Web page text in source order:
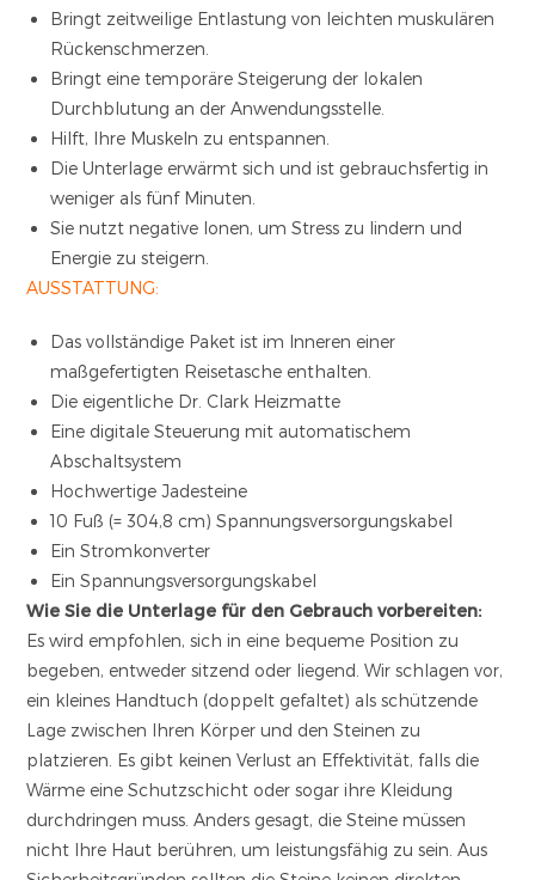
Bringt zeitweilige Entlastung von leichten muskulären
Rückenschmerzen.
Bringt eine temporäre Steigerung der lokalen
Durchblutung an der Anwendungsstelle.
Hilft, Ihre Muskeln zu entspannen.
Die Unterlage erwärmt sich und ist gebrauchsfertig in
weniger als fünf Minuten.
Sie nutzt negative Ionen, um Stress zu lindern und
Energie zu steigern.
AUSSTATTUNG:
Das vollständige Paket ist im Inneren einer
maßgefertigten Reisetasche enthalten.
Die eigentliche Dr. Clark Heizmatte
Eine digitale Steuerung mit automatischem
Abschaltsystem
Hochwertige Jadesteine
10 Fuß (= 304,8 cm) Spannungsversorgungskabel
Ein Stromkonverter
Ein Spannungsversorgungskabel
Wie Sie die Unterlage für den Gebrauch vorbereiten:
Es wird empfohlen, sich in eine bequeme Position zu
begeben, entweder sitzend oder liegend. Wir schlagen vor,
ein kleines Handtuch (doppelt gefaltet) als schützende
Lage zwischen Ihren Körper und den Steinen zu
platzieren. Es gibt keinen Verlust an Effektivität, falls die
Wärme eine Schutzschicht oder sogar ihre Kleidung
durchdringen muss. Anders gesagt, die Steine müssen
nicht Ihre Haut berühren, um leistungsfähig zu sein. Aus